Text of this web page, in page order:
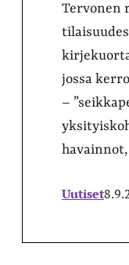
Tervonen
jossa
–
Uutiset